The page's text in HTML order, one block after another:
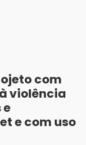
com
violência
e com uso